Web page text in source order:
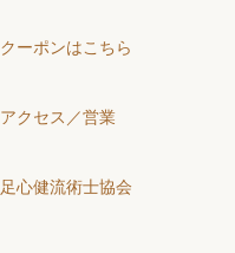
クーポンはこちら
アクセス／営業
足心健流術士協会